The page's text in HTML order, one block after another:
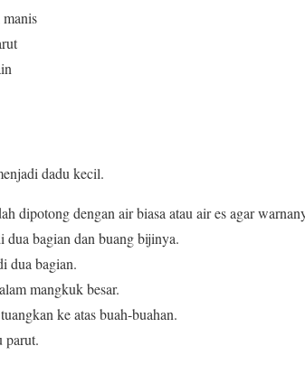
dadu kecil.
dipotong dengan air biasa atau air es agar
dua bagian dan buang bijinya.
dua bagian.
mangkuk besar.
ke atas buah-buahan.
parut.